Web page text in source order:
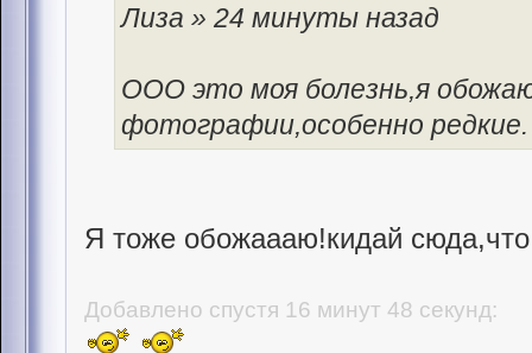
Лиза » 24 минуты назад
ООО это моя болезнь,я
фотографии,особенно редкие.
Я тоже обожаааю!кидай
Добавлено спустя 16 минут 48 секунд: